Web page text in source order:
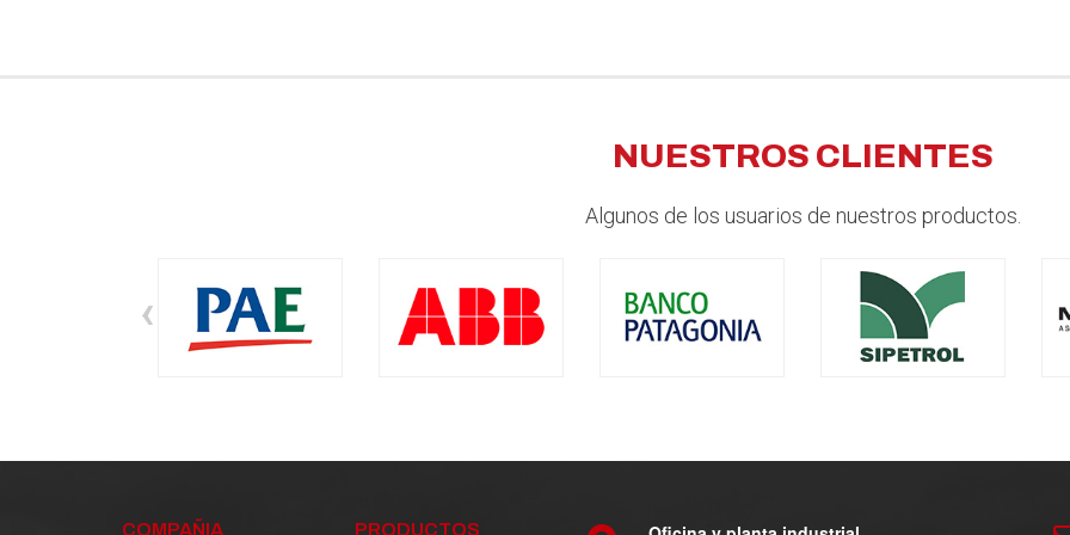
NUESTROS CLIENTES
Algunos de los usuarios de nuestros productos.
‹
COMPAÑIA PRODUCTOS